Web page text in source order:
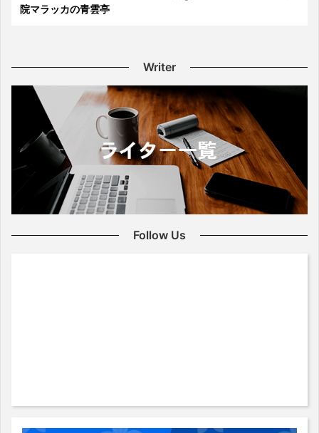
院マラッカの青雲亭
Writer
Follow Us